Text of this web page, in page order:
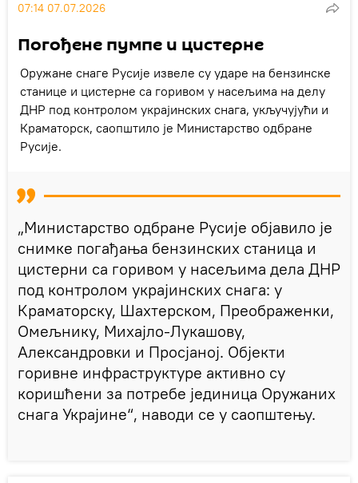
07:14 07.07.2026
Погођене пумпе и цистерне
Оружане снаге Русије извеле су ударе на бензинске
станице и цистерне са горивом у насељима на делу
ДНР под контролом украјинских снага, укључујући и
Краматорск, саопштило је Министарство одбране
Русије.
„Министарство одбране Русије објавило је
снимке погађања бензинских станица и
цистерни са горивом у насељима дела ДНР
под контролом украјинских снага: у
Краматорску, Шахтерском, Преображенки,
Омељнику, Михајло-Лукашову,
Александровки и Просјаној. Објекти
горивне инфраструктуре активно су
коришћени за потребе јединица Оружаних
снага Украјине“, наводи се у саопштењу.